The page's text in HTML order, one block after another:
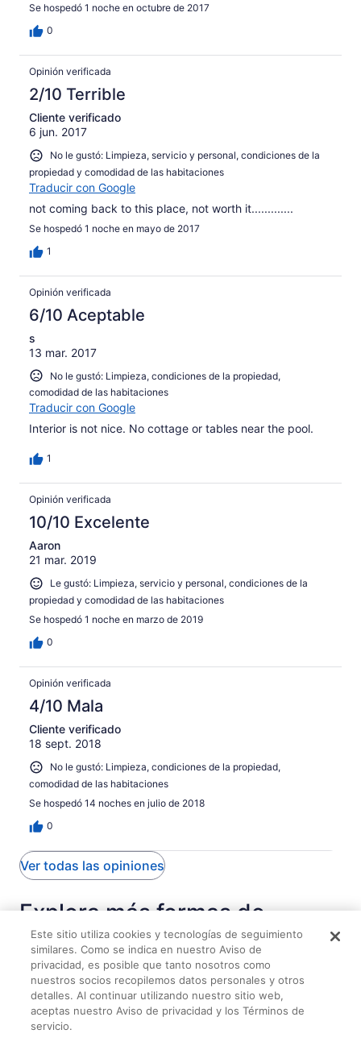
Se hospedó 1 noche en octubre de 2017
0
Opinión verificada
2/10 Terrible
Cliente verificado
6 jun. 2017
No le gustó: Limpieza, servicio y personal, condiciones de la
propiedad y comodidad de las habitaciones
Traducir con Google
not coming back to this place, not worth it.............
Se hospedó 1 noche en mayo de 2017
1
Opinión verificada
6/10 Aceptable
s
13 mar. 2017
No le gustó: Limpieza, condiciones de la propiedad,
comodidad de las habitaciones
Traducir con Google
Interior is not nice. No cottage or tables near the pool.
1
Opinión verificada
10/10 Excelente
Aaron
21 mar. 2019
Le gustó: Limpieza, servicio y personal, condiciones de la
propiedad y comodidad de las habitaciones
Se hospedó 1 noche en marzo de 2019
0
Opinión verificada
4/10 Mala
Cliente verificado
18 sept. 2018
No le gustó: Limpieza, condiciones de la propiedad,
comodidad de las habitaciones
Se hospedó 14 noches en julio de 2018
0
Ver todas las opiniones
Explora más formas de
viajar con Travelocity
HospedajesVuelos AutosPaquetesRentas vacacionales
Este sitio utiliza cookies y tecnologías de seguimiento
similares. Como se indica en nuestro Aviso de
privacidad, es posible que tanto nosotros como
nuestros socios recopilemos datos personales y otros
detalles. Al continuar utilizando nuestro sitio web,
aceptas nuestro Aviso de privacidad y los Términos de
servicio.